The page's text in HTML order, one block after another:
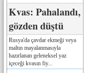
Kvas: Pahalandı,
gözden düştü
Rusya'da çavdar ekmeği veya
maltın mayalanmasıyla
hazırlanan geleneksel yaz
içeceği kvasın fiy...